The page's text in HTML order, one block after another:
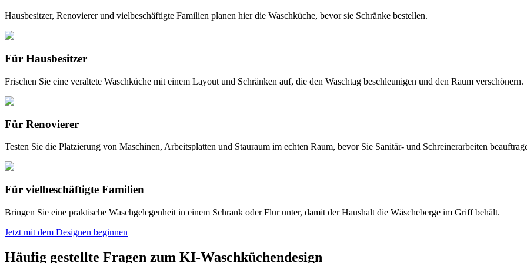
Hausbesitzer, Renovierer und vielbeschäftigte Familien planen hier die Waschküche, bevor sie Schränke bestellen.
Für Hausbesitzer
Frischen Sie eine veraltete Waschküche mit einem Layout und Schränken auf, die den Waschtag beschleunigen und den Raum verschönern.
Für Renovierer
Testen Sie die Platzierung von Maschinen, Arbeitsplatten und Stauraum im echten Raum, bevor Sie Sanitär- und Schreinerarbeiten
Für vielbeschäftigte Familien
Bringen Sie eine praktische Waschgelegenheit in einem Schrank oder Flur unter, damit der Haushalt die Wäscheberge im Griff behält.
Jetzt mit dem Designen beginnen
Häufig gestellte Fragen zum KI-Waschküchendesign